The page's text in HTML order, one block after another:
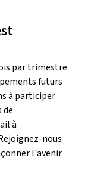
par trimestre
futurs
à participer
de
à
nous
l'avenir